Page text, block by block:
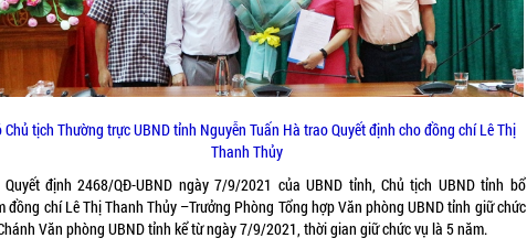
Chủ tịch Thường trực UBND tỉnh Nguyễn Tuấn Hà trao Quyết định cho đồng chí Lê Thị
Thanh Thủy
Quyết định 2468/QĐ-UBND ngày 7/9/2021 của UBND tỉnh, Chủ tịch UBND tỉnh bổ
đồng chí Lê Thị Thanh Thủy –Trưởng Phòng Tổng hợp Văn phòng UBND tỉnh giữ chức
Văn phòng UBND tỉnh kể từ ngày 7/9/2021, thời gian giữ chức vụ là 5 năm.